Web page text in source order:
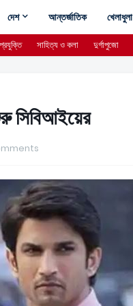
দেশ আন্তর্জাতিক খেলাধুলা
সাহিত্য ও কলা দুর্গাপুজো
সিবিআইয়ের